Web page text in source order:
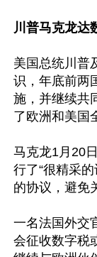
川普马克龙达
美国总统川普
识，年底前两
施，并继续共
了欧洲和美国
马克龙1月20
行了“很精采
的协议，避免
一名法国外交
会征收数字税